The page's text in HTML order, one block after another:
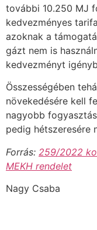
további 10.250 MJ
kedvezményes
azoknak a
gázt nem is
kedvezményt
Összességében
növekedésére kell
nagyobb
pedig hétszeresére
Forrás: 259/2022
MEKH rendelet
Nagy Csaba